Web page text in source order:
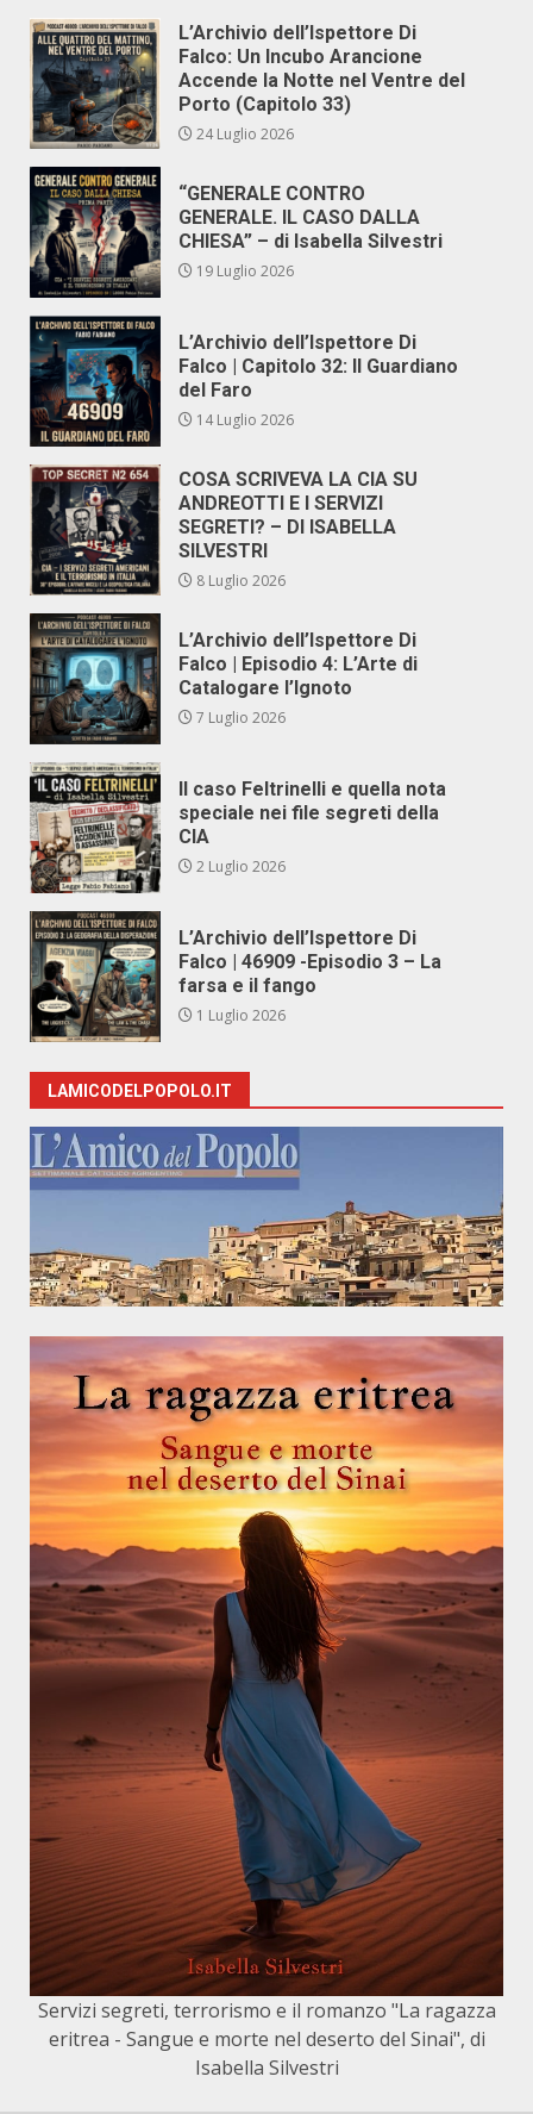
L’Archivio dell’Ispettore Di
Falco: Un Incubo Arancione
Accende la Notte nel Ventre del
Porto (Capitolo 33)
24 Luglio 2026
“GENERALE CONTRO
GENERALE. IL CASO DALLA
CHIESA” – di Isabella Silvestri
19 Luglio 2026
L’Archivio dell’Ispettore Di
Falco | Capitolo 32: Il Guardiano
del Faro
14 Luglio 2026
COSA SCRIVEVA LA CIA SU
ANDREOTTI E I SERVIZI
SEGRETI? – DI ISABELLA
SILVESTRI
8 Luglio 2026
L’Archivio dell’Ispettore Di
Falco | Episodio 4: L’Arte di
Catalogare l’Ignoto
7 Luglio 2026
Il caso Feltrinelli e quella nota
speciale nei file segreti della
CIA
2 Luglio 2026
L’Archivio dell’Ispettore Di
Falco | 46909 -Episodio 3 – La
farsa e il fango
1 Luglio 2026
LAMICODELPOPOLO.IT
Servizi segreti, terrorismo e il romanzo "La ragazza
eritrea - Sangue e morte nel deserto del Sinai", di
Isabella Silvestri